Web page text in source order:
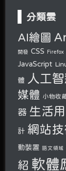
分類雲
AI繪圖
開發 CSS Firefox
JavaScript
體 人工
媒體 小物收
器 生活
計 網站技
動裝置 語文領域
紹 軟體